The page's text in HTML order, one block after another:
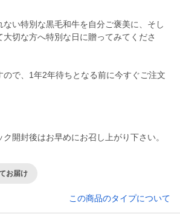
い特別な黒毛和牛を自分ご褒美に、そし
切な方へ特別な日に贈ってみてくださ
で、1年2年待ちとなる前に今すぐご注文
開封後はお早めにお召し上がり下さい。
お届け
この商品のタイプについて